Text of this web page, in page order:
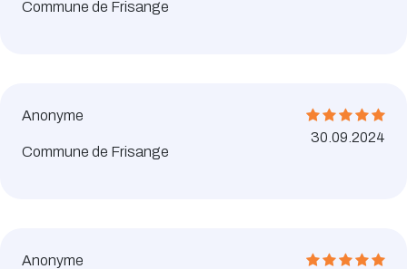
Commune de Frisange
Anonyme
Commune de Frisange
30.09.2024
Anonyme